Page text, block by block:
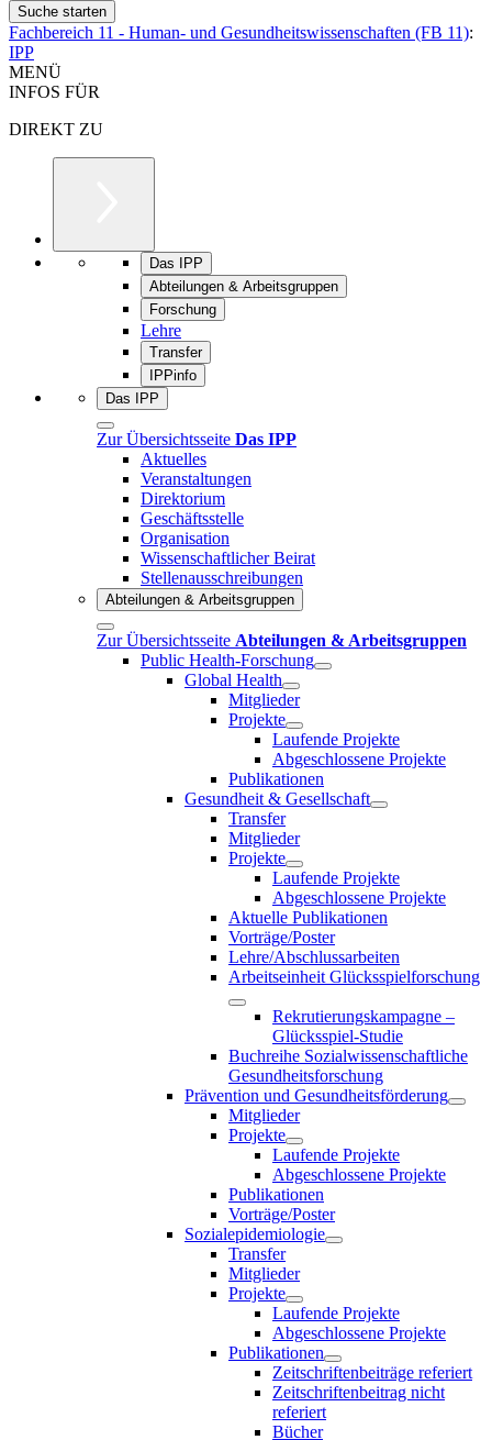
Fachbereich 11 - Human- und Gesundheitswissenschaften (FB 11):
IPP
MENÜ
INFOS FÜR
DIREKT ZU
Das IPP
Abteilungen & Arbeitsgruppen
Forschung
Lehre
Transfer
IPPinfo
Das IPP
Zur Übersichtsseite Das IPP
Aktuelles
Veranstaltungen
Direktorium
Geschäftsstelle
Organisation
Wissenschaftlicher Beirat
Stellenausschreibungen
Abteilungen & Arbeitsgruppen
Zur Übersichtsseite Abteilungen & Arbeitsgruppen
Public Health-Forschung
Global Health
Mitglieder
Projekte
Laufende Projekte
Abgeschlossene Projekte
Publikationen
Gesundheit & Gesellschaft
Transfer
Mitglieder
Projekte
Laufende Projekte
Abgeschlossene Projekte
Aktuelle Publikationen
Vorträge/Poster
Lehre/Abschlussarbeiten
Arbeitseinheit Glücksspielforschung
Rekrutierungskampagne –
Glücksspiel-Studie
Buchreihe Sozialwissenschaftliche
Gesundheitsforschung
Prävention und Gesundheitsförderung
Mitglieder
Projekte
Laufende Projekte
Abgeschlossene Projekte
Publikationen
Vorträge/Poster
Sozialepidemiologie
Transfer
Mitglieder
Projekte
Laufende Projekte
Abgeschlossene Projekte
Publikationen
Zeitschriftenbeiträge referiert
Zeitschriftenbeitrag nicht
referiert
Bücher